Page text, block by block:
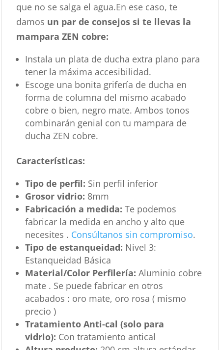
que no se salga el agua.En ese caso, te
damos un par de consejos si te llevas la
mampara ZEN cobre:
Instala un plata de ducha extra plano para
tener la máxima accesibilidad.
Escoge una bonita grifería de ducha en
forma de columna del mismo acabado
cobre o bien, negro mate. Ambos tonos
combinarán genial con tu mampara de
ducha ZEN cobre.
Características:
Tipo de perfil: Sin perfil inferior
Grosor vidrio: 8mm
Fabricación a medida:Te podemos
fabricar la medida en ancho y alto que
necesites . Consúltanos sin compromiso.
Tipo de estanqueidad: Nivel 3:
Estanqueidad Básica
Material/Color Perfilería: Aluminio cobre
mate . Se puede fabricar en otros
acabados : oro mate, oro rosa ( mismo
precio )
Tratamiento Anti-cal (solo para
vidrio): Con tratamiento antical